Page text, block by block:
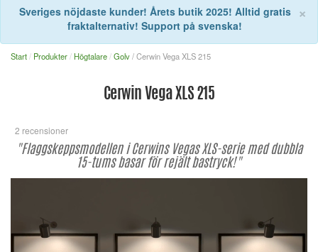
×
Sveriges nöjdaste kunder! Årets butik 2025! Alltid gratis
fraktalternativ! Support på svenska!
Start Produkter Högtalare Golv/ Cerwin Vega XLS 215
Cerwin Vega XLS 215
2 recensioner
"Flaggskeppsmodellen i Cerwins Vegas XLS-serie med dubbla
15-tums basar för rejält bastryck!"